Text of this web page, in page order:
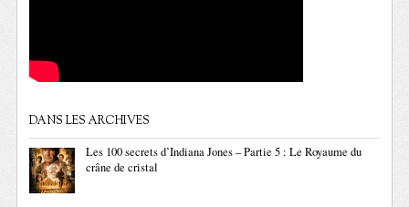
DANS LES ARCHIVES
Les 100 secrets d’Indiana Jones – Partie 5 : Le Royaume du
crâne de cristal